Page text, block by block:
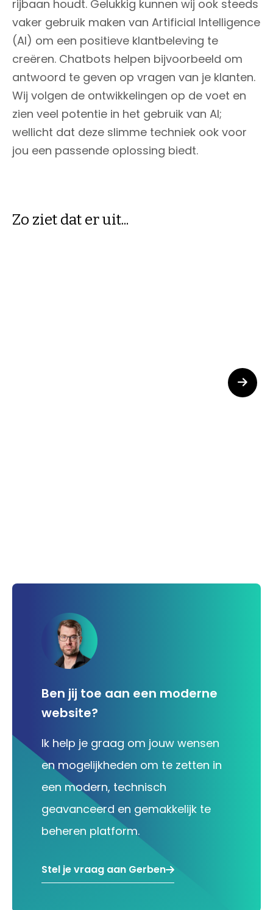
rijbaan houdt. Gelukkig kunnen wij ook steeds
vaker gebruik maken van Artificial Intelligence
(AI) om een positieve klantbeleving te
creëren. Chatbots helpen bijvoorbeeld om
antwoord te geven op vragen van je klanten.
Wij volgen de ontwikkelingen op de voet en
zien veel potentie in het gebruik van AI;
wellicht dat deze slimme techniek ook voor
jou een passende oplossing biedt.
Zo ziet dat er uit...
Ben jij toe aan een moderne
website?
Ik help je graag om jouw wensen
en mogelijkheden om te zetten in
een modern, technisch
geavanceerd en gemakkelijk te
beheren platform.
Stel je vraag aan Gerben